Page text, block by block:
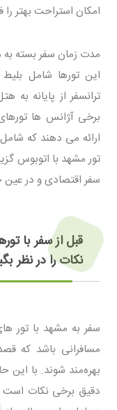
امکان استراحت بهتر را
این تورها شامل
ترانسفر از پایانه
برخی آژانس ‌ها
ارائه می ‌دهند که
تور مشهد با اتوبوس
سفر اقتصادی و در
قبل از سفر با
نکات را در نظر
سفر به مشهد با تور
مسافرانی باشد که
بهره‌مند شوند. با این
دقیق برخی نکات است